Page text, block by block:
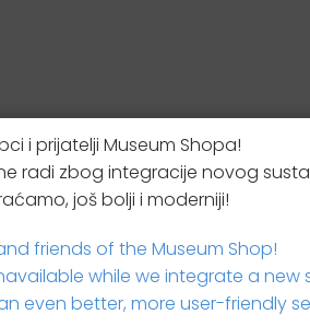
i prijatelji Museum Shopa!
radi zbog integracije novog
još bolji i moderniji!
friends of the Museum Shop!
while we integrate a new
even better, more user-friendly